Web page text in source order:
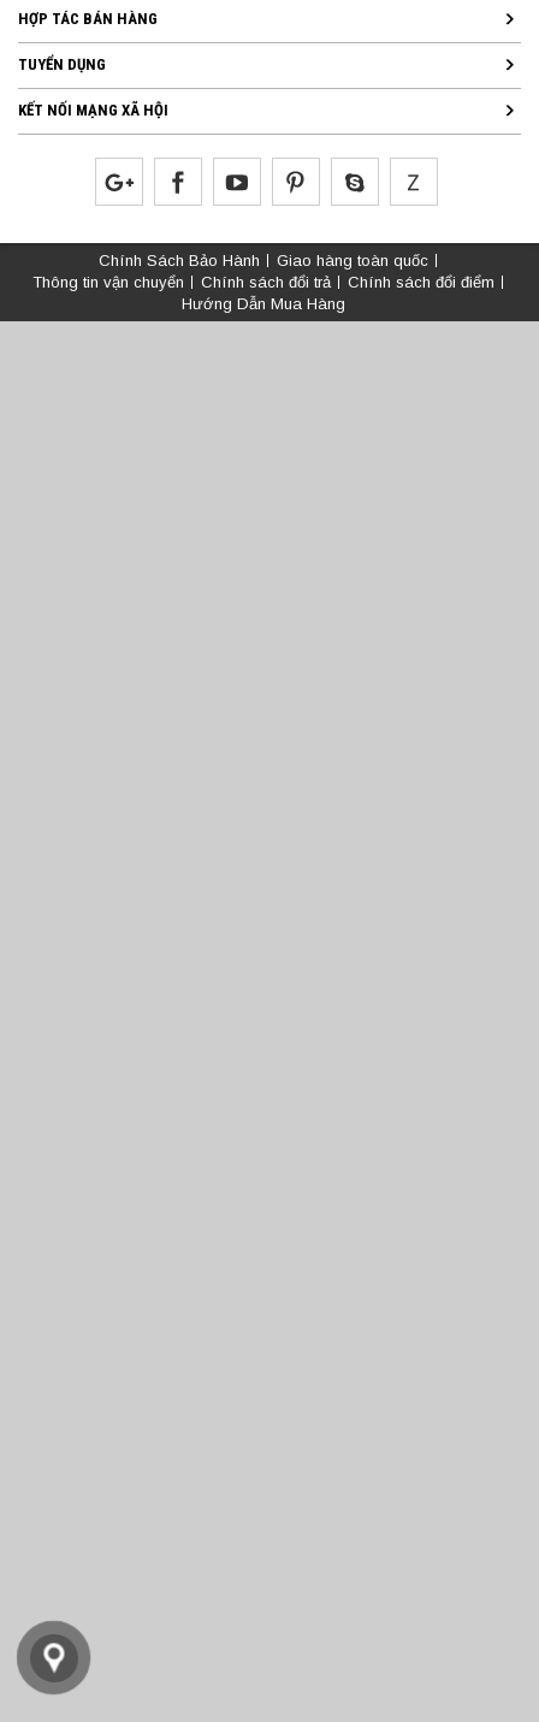
HỢP TÁC BÁN HÀNG
TUYỂN DỤNG
KẾT NỐI MẠNG XÃ HỘI
Chính Sách Bảo Hành
Giao hàng toàn quốc
Thông tin vận chuyển
Chính sách đổi trả
Chính sách đổi điểm
Hướng Dẫn Mua Hàng